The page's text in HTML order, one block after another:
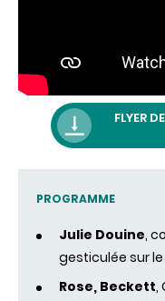
FLYER
PROGRAMME
Julie Douine,
gesticulée sur
Rose, Beckett,